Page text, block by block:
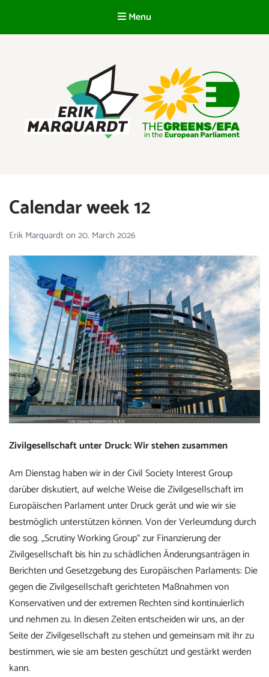
Menu
Calendar week 12
Erik Marquardton 20. March 2026
Zivilgesellschaft unter Druck: Wir stehen zusammen
Am Dienstag haben wir in der Civil Society Interest Group
darüber diskutiert, auf welche Weise die Zivilgesellschaft im
Europäischen Parlament unter Druck gerät und wie wir sie
bestmöglich unterstützen können. Von der Verleumdung durch
die sog. „Scrutiny Working Group“ zur Finanzierung der
Zivilgesellschaft bis hin zu schädlichen Änderungsanträgen in
Berichten und Gesetzgebung des Europäischen Parlaments: Die
gegen die Zivilgesellschaft gerichteten Maßnahmen von
Konservativen und der extremen Rechten sind kontinuierlich
und nehmen zu. In diesen Zeiten entscheiden wir uns, an der
Seite der Zivilgesellschaft zu stehen und gemeinsam mit ihr zu
bestimmen, wie sie am besten geschützt und gestärkt werden
kann.